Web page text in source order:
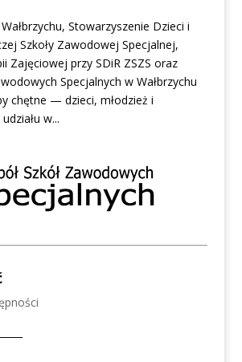
Stowarzyszenie Dzieci i
Szkoły Zawodowej Specjalnej,
Zajęciowej przy SDiR ZSZS oraz
Specjalnych w Wałbrzychu
chętne — dzieci, młodzież i
w...